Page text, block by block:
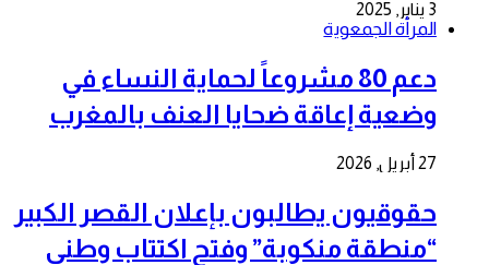
3 يناير, 2025
المرأة الجمعوية
دعم 80 مشروعاً لحماية النساء في
وضعية إعاقة ضحايا العنف بالمغرب
27 أبريل, 2026
حقوقيون يطالبون بإعلان القصر الكبير
“منطقة منكوبة” وفتح اكتتاب وطني